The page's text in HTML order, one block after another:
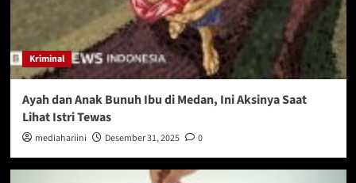
Kriminal
Ayah dan Anak Bunuh Ibu di Medan, Ini Aksinya Saat
Lihat Istri Tewas
mediahariini Desember 31, 2025 0